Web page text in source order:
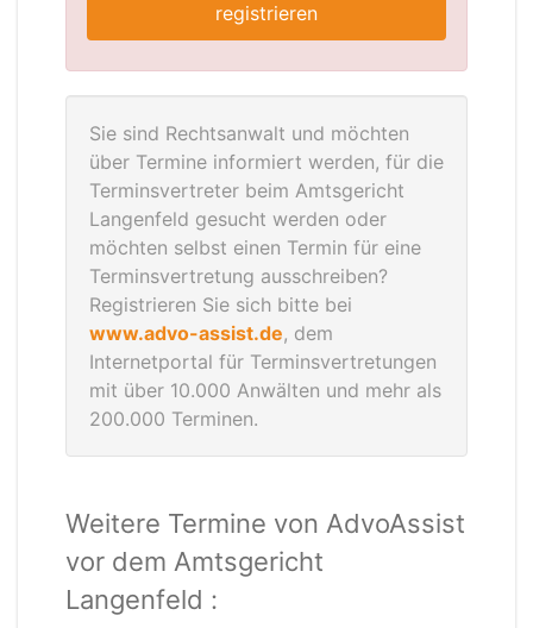
registrieren
Sie sind Rechtsanwalt und möchten
über Termine informiert werden, für die
Terminsvertreter beim Amtsgericht
Langenfeld gesucht werden oder
möchten selbst einen Termin für eine
Terminsvertretung ausschreiben?
Registrieren Sie sich bitte bei
www.advo-assist.de, dem
Internetportal für Terminsvertretungen
mit über 10.000 Anwälten und mehr als
200.000 Terminen.
Weitere Termine von AdvoAssist
vor dem Amtsgericht
Langenfeld :